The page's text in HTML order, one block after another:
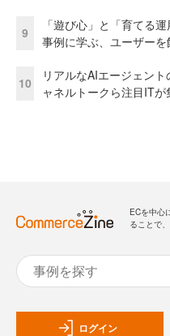
9
「遊び心」と「育てる
事例に学ぶ、ユーザー
10
リアルなAIエージェン
ャネルトークら注目ITが
ECを中心
ることで
ログイン